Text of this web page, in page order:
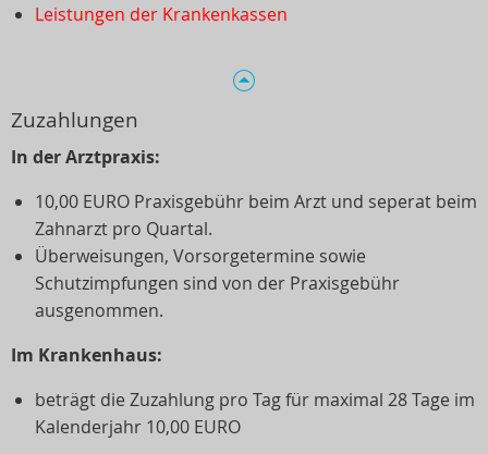
Leistungen der Krankenkassen
Zuzahlungen
In der Arztpraxis:
10,00 EURO Praxisgebühr beim Arzt und seperat beim
Zahnarzt pro Quartal.
Überweisungen, Vorsorgetermine sowie
Schutzimpfungen sind von der Praxisgebühr
ausgenommen.
Im Krankenhaus:
beträgt die Zuzahlung pro Tag für maximal 28 Tage im
Kalenderjahr 10,00 EURO